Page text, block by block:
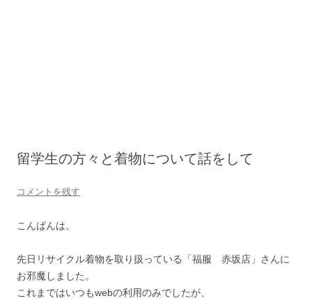
留学生の方々と着物について話をして
コメントを残す
こんばんは。
先日リサイクル着物を取り扱っている「福服 赤坂店」さんに
お邪魔しました。
これまではいつもwebの利用のみでしたが、